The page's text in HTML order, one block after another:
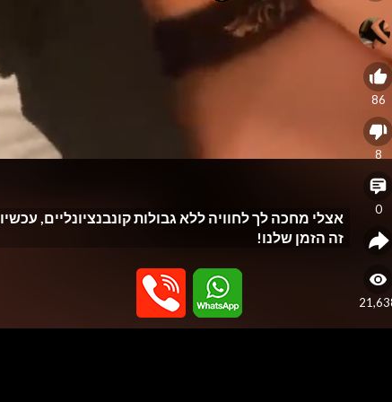
אצלי מחכה לך לחוויה ללא גבולות קונבנציונליים, עכשיו
זה הזמן שלנו!
86
8
0